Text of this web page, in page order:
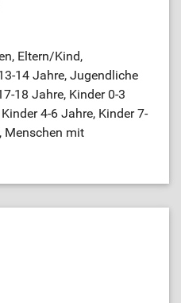
Eltern/Kind,
14 Jahre, Jugendliche
18 Jahre, Kinder 0-3
4-6 Jahre, Kinder 7-
Menschen mit